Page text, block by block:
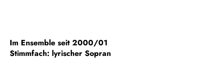
Im Ensemble seit 2000/01
Stimmfach: lyrischer Sopran